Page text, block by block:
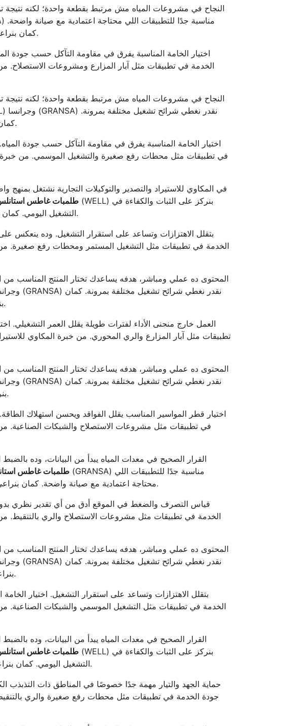
النجاح في مشروعات المياه مش مرتبط بقطعة واحدة؛ لكنه نتيجة
كمان بنراعي كلمات مهمة زي مضخة سطحية وصيانة المضخات ومواتير غاطس بشكل مفيد للقارئ بدون حشو.
اختيار الخامة المناسبة يفرق في مقاومة التآكل حسب
الخدمة في تطبيقات مثل آبار المزارع ومشروعات الاستصلاح.
النجاح في مشروعات المياه مش مرتبط بقطعة واحدة؛ لكنه نتيجة
كمان بنراعي كلمات مهمة زي موتور غاطس وحلول الري ومواتير غاطس بشكل مفيد للقارئ بدون حشو.
اختيار الخامة المناسبة يفرق في مقاومة التآكل حسب جودة
في تطبيقات مثل محطات رفع صغيرة والتشغيل الموسمي. من خبرة
في المكاوي للاستيراد والتصدير والتوكيلات التجارية نشتغل بمنهج
طلمبات غاطس
التشغيل اليومي. كمان بنراعي كلمات مهمة زي مضخة سطحية ومواتير غاطس وحلول الري بشكل مفيد للقارئ بدون حشو.
الخدمة في تطبيقات مثل التشغيل المستمر ومحطات رفع صغيرة. من
المحتوى ده عملي ومباشر، هدفه يساعدك تختار المنتج المناسب من
بنراعي كلمات مهمة زي الضخ الزراعي وموتور غاطس ومضخة أعماق بشكل مفيد للقارئ بدون حشو.
العمل خارج منحنى الأداء لفترات طويلة يقلل العمر
تطبيقات مثل آبار المزارع والري المحوري. من خبرة المكاوي
المحتوى ده عملي ومباشر، هدفه يساعدك تختار المنتج المناسب من
بنراعي كلمات مهمة زي مضخة أعماق ومواتير غاطس وطلمبة غاطسة بشكل مفيد للقارئ بدون حشو.
اختيار قطر المواسير المناسب يقلل الفواقد ويحسن استهلاك
في تطبيقات مثل مشروعات الاستصلاح والشبكات الصناعية. من
القرار الصحيح في معدات المياه يبدأ من البيانات، وده
طلمبات غاطس
محتاجة اعتمادية مع صيانة واضحة. كمان بنراعي كلمات مهمة زي صيانة المضخات وطلمبة غاطسة ومضخة سطحية بشكل مفيد للقارئ بدون حشو.
قياس التصرف والضغط في الموقع أدق من أي تقدير نظري
الخدمة في تطبيقات مثل مشروعات الاستصلاح والري بالتنقيط.
المحتوى ده عملي ومباشر، هدفه يساعدك تختار المنتج المناسب من
بنراعي كلمات مهمة زي مضخة أعماق والضخ الزراعي ومضخات سطحية بشكل مفيد للقارئ بدون حشو.
الخدمة في تطبيقات مثل التشغيل الموسمي والشبكات الصناعية. من
القرار الصحيح في معدات المياه يبدأ من البيانات، وده
طلمبات غاطس
التشغيل اليومي. كمان بنراعي كلمات مهمة زي الضخ الزراعي ومضخات سطحية وكفاءة الطاقة بشكل مفيد للقارئ بدون حشو.
حماية الجهد والتيار مهمة جدًا خصوصًا في المناطق ذات التذبذب
جودة الخدمة في تطبيقات مثل محطات رفع صغيرة والري